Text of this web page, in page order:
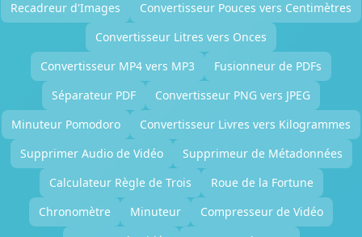
Recadreur d'Images
Convertisseur Pouces vers Centimètres
Convertisseur Litres vers Onces
Convertisseur MP4 vers MP3
Fusionneur de PDFs
Séparateur PDF
Convertisseur PNG vers JPEG
Minuteur Pomodoro
Convertisseur Livres vers Kilogrammes
Supprimer Audio de Vidéo
Supprimeur de Métadonnées
Calculateur Règle de Trois
Roue de la Fortune
Chronomètre
Minuteur
Compresseur de Vidéo